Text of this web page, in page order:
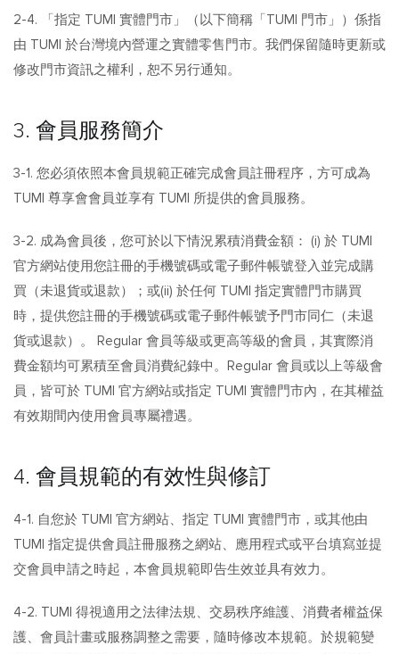
2-4. 「指定 TUMI 實體門市」（以下簡稱「TUMI 門市」）係指
由 TUMI 於台灣境內營運之實體零售門市。我們保留隨時更新或
修改門市資訊之權利，恕不另行通知。
3. 會員服務簡介
3-1. 您必須依照本會員規範正確完成會員註冊程序，方可成為
TUMI 尊享會會員並享有 TUMI 所提供的會員服務。
3-2. 成為會員後，您可於以下情況累積消費金額： (i) 於 TUMI
官方網站使用您註冊的手機號碼或電子郵件帳號登入並完成購
買（未退貨或退款）；或(ii) 於任何 TUMI 指定實體門市購買
時，提供您註冊的手機號碼或電子郵件帳號予門市同仁（未退
貨或退款）。 Regular 會員等級或更高等級的會員，其實際消
費金額均可累積至會員消費紀錄中。Regular 會員或以上等級會
員，皆可於 TUMI 官方網站或指定 TUMI 實體門市內，在其權益
有效期間內使用會員專屬禮遇。
4. 會員規範的有效性與修訂
4-1. 自您於 TUMI 官方網站、指定 TUMI 實體門市，或其他由
TUMI 指定提供會員註冊服務之網站、應用程式或平台填寫並提
交會員申請之時起，本會員規範即告生效並具有效力。
4-2. TUMI 得視適用之法律法規、交易秩序維護、消費者權益保
護、會員計畫或服務調整之需要，隨時修改本規範。於規範變